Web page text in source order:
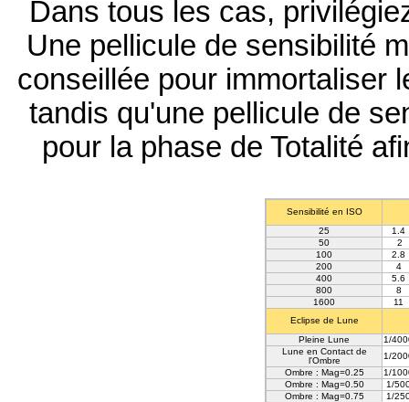
Dans tous les cas,
Une pellicule de sensibilité
conseillée pour immortaliser
tandis qu'une pellicule de
pour la phase de Totalité
Sensibilité en ISO
25
1.4
50
2
100
2.8
200
4
400
5.6
800
8
1600
11
Eclipse de Lune
Pleine Lune
1/
Lune en Contact de
l'Ombre
1/
Ombre : Mag=0.25
1/
Ombre : Mag=0.50
1/
Ombre : Mag=0.75
1/